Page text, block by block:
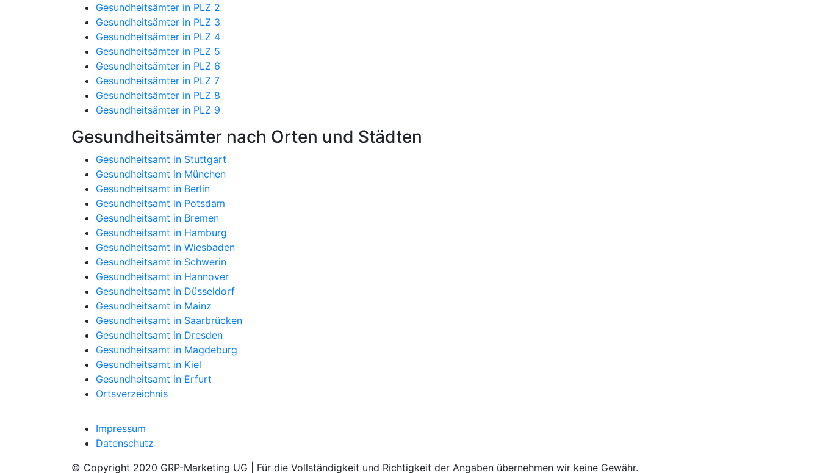
Gesundheitsämter in PLZ 2
Gesundheitsämter in PLZ 3
Gesundheitsämter in PLZ 4
Gesundheitsämter in PLZ 5
Gesundheitsämter in PLZ 6
Gesundheitsämter in PLZ 7
Gesundheitsämter in PLZ 8
Gesundheitsämter in PLZ 9
Gesundheitsämter nach Orten und Städten
Gesundheitsamt in Stuttgart
Gesundheitsamt in München
Gesundheitsamt in Berlin
Gesundheitsamt in Potsdam
Gesundheitsamt in Bremen
Gesundheitsamt in Hamburg
Gesundheitsamt in Wiesbaden
Gesundheitsamt in Schwerin
Gesundheitsamt in Hannover
Gesundheitsamt in Düsseldorf
Gesundheitsamt in Mainz
Gesundheitsamt in Saarbrücken
Gesundheitsamt in Dresden
Gesundheitsamt in Magdeburg
Gesundheitsamt in Kiel
Gesundheitsamt in Erfurt
Ortsverzeichnis
Impressum
Datenschutz
© Copyright 2020 GRP-Marketing UG | Für die Vollständigkeit und Richtigkeit der Angaben übernehmen wir keine Gewähr.